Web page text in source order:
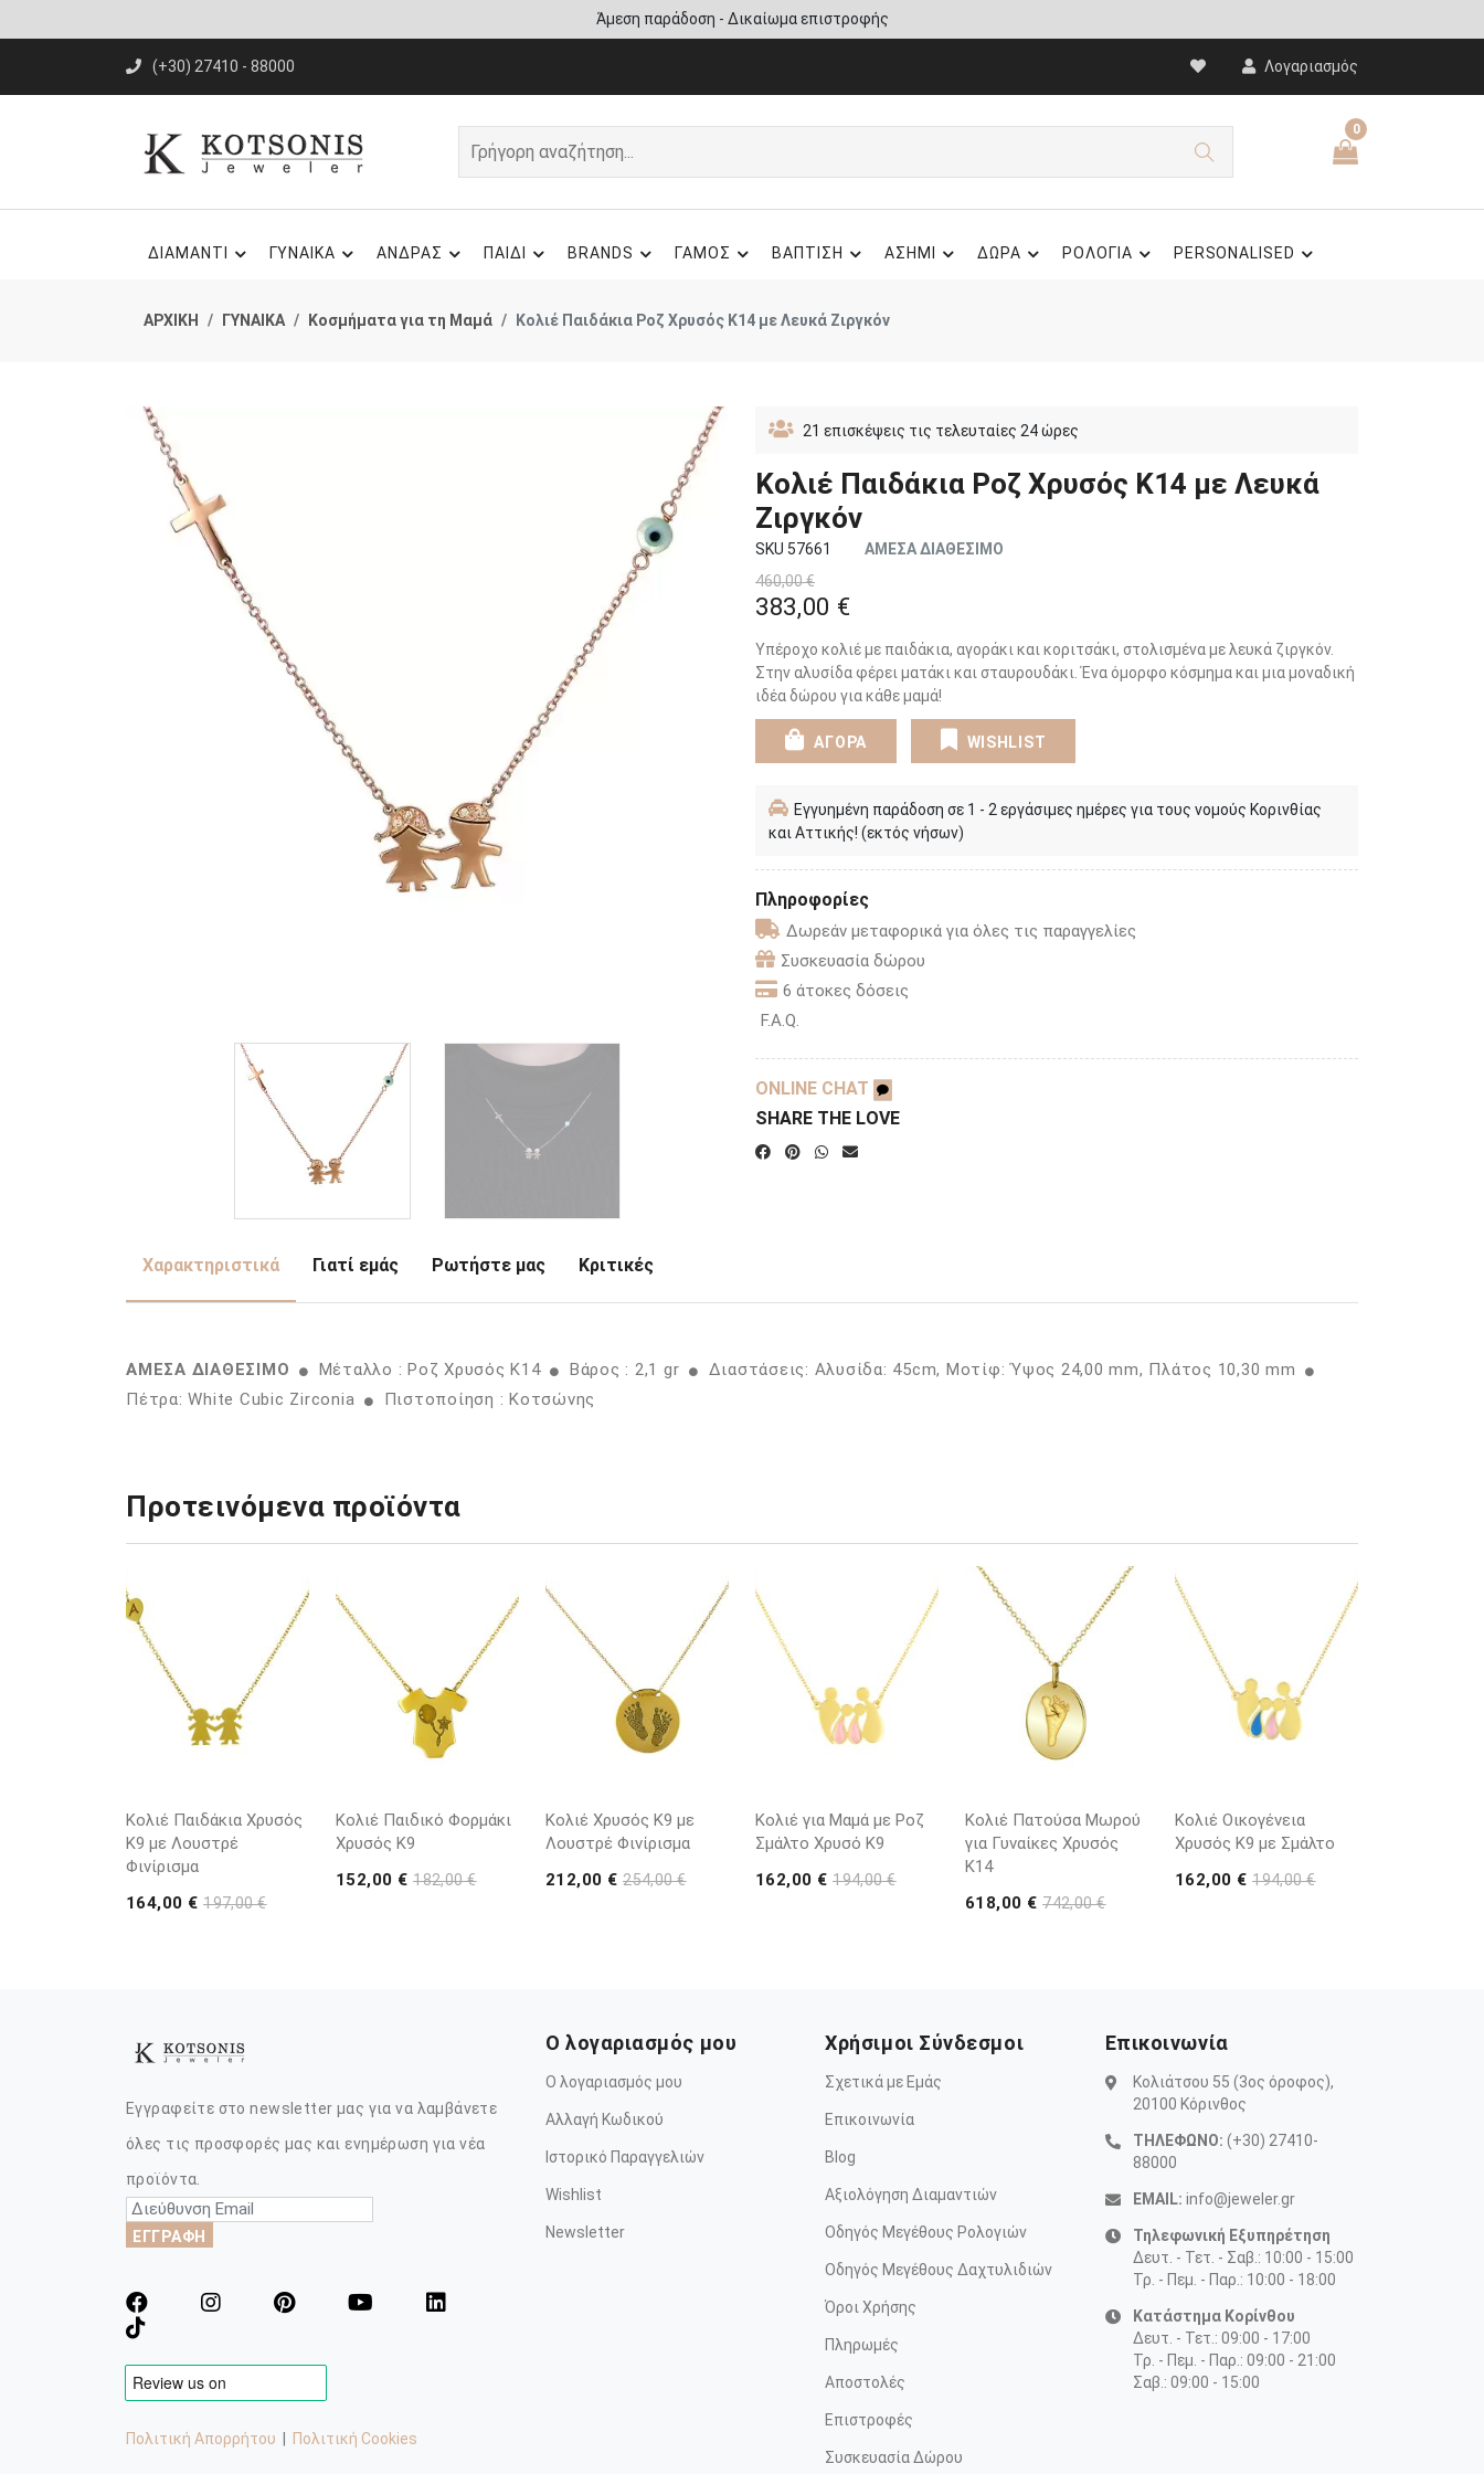
Άμεση παράδοση - Δικαίωμα επιστροφής
(+30) 27410 - 88000 Λογαριασμός
0
ΔΙΑΜΑΝΤΙ ΓΥΝΑΙΚΑ ΑΝΔΡΑΣ ΠΑΙΔΙ BRANDS ΓΑΜΟΣ ΒΑΠΤΙΣΗ ΑΣΗΜΙ ΔΩΡΑ ΡΟΛΟΓΙΑ PERSONALISED
ΑΡΧΙΚΗ ΓΥΝΑΙΚΑ Κοσμήματα για τη Μαμά Κολιέ Παιδάκια Ροζ Χρυσός Κ14 με Λευκά Ζιργκόν
21 επισκέψεις τις τελευταίες 24 ώρες
Κολιέ Παιδάκια Ροζ Χρυσός Κ14 με Λευκά
Ζιργκόν
SKU 57661
ΑΜΕΣΑ ΔΙΑΘΕΣΙΜΟ
460,00 €
383,00 €
Υπέροχο κολιέ με παιδάκια, αγοράκι και κοριτσάκι, στολισμένα με λευκά ζιργκόν.
Στην αλυσίδα φέρει ματάκι και σταυρουδάκι. Ένα όμορφο κόσμημα και μια μοναδική
ιδέα δώρου για κάθε μαμά!
ΑΓΟΡΑ WISHLIST
Εγγυημένη παράδοση σε 1 - 2 εργάσιμες ημέρες για τους νομούς Κορινθίας
και Αττικής! (εκτός νήσων)
Πληροφορίες
Δωρεάν μεταφορικά για όλες τις παραγγελίες
Συσκευασία δώρου
6 άτοκες δόσεις
F.A.Q.
ONLINE CHAT
SHARE THE LOVE
Χαρακτηριστικά Γιατί εμάς Ρωτήστε μας Κριτικές
ΑΜΕΣΑ ΔΙΑΘΕΣΙΜΟ Μέταλλο : Ροζ Χρυσός K14 Βάρος : 2,1 gr
Διαστάσεις: Αλυσίδα: 45cm, Μοτίφ: Ύψος 24,00 mm, Πλάτος 10,30 mm
Πέτρα: White Cubic Zirconia
Πιστοποίηση : Κοτσώνης
Προτεινόμενα προϊόντα
Κολιέ Παιδάκια Χρυσός
Κ9 με Λουστρέ
Φινίρισμα
164,00 €197,00 €
Κολιέ Παιδικό Φορμάκι
Χρυσός Κ9
152,00 €182,00 €
Κολιέ Χρυσός Κ9 με
Λουστρέ Φινίρισμα
212,00 €254,00 €
Κολιέ για Μαμά με Ροζ
Σμάλτο Χρυσό K9
162,00 €194,00 €
Κολιέ Πατούσα Μωρού
για Γυναίκες Χρυσός
K14
618,00 €742,00 €
Κολιέ Οικογένεια
Χρυσός Κ9 με Σμάλτο
162,00 €194,00 €
Εγγραφείτε στο newsletter μας για να λαμβάνετε
όλες τις προσφορές μας και ενημέρωση για νέα
προϊόντα.
ΕΓΓΡΑΦΗ
Πολιτική Απορρήτου Πολιτική Cookies
Ο λογαριασμός μου
Ο λογαριασμός μου
Αλλαγή Κωδικού
Ιστορικό Παραγγελιών
Wishlist
Newsletter
Χρήσιμοι Σύνδεσμοι
Σχετικά με Εμάς
Επικοινωνία
Blog
Αξιολόγηση Διαμαντιών
Οδηγός Μεγέθους Ρολογιών
Οδηγός Μεγέθους Δαχτυλιδιών
Όροι Χρήσης
Πληρωμές
Αποστολές
Επιστροφές
Συσκευασία Δώρου
Επικοινωνία
Κολιάτσου 55 (3ος όροφος),
20100 Κόρινθος
ΤΗΛΕΦΩΝΟ: (+30) 27410-
88000
EMAIL: info@jeweler.gr
Τηλεφωνική Εξυπηρέτηση
Δευτ. - Τετ. - Σαβ.: 10:00 - 15:00
Τρ. - Πεμ. - Παρ.: 10:00 - 18:00
Κατάστημα Κορίνθου
Δευτ. - Τετ.: 09:00 - 17:00
Τρ. - Πεμ. - Παρ.: 09:00 - 21:00
Σαβ.: 09:00 - 15:00